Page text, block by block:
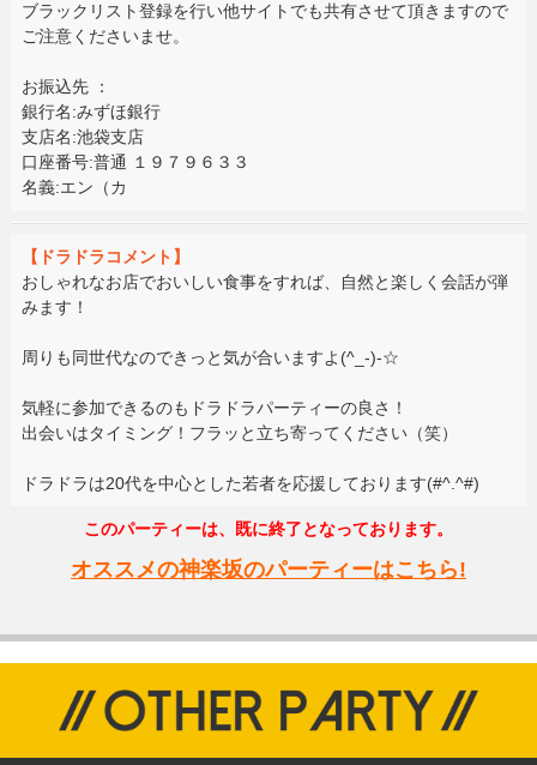
ブラックリスト登録を行い他サイトでも共有させて頂きますので
ご注意くださいませ。
お振込先 ：
銀行名:みずほ銀行
支店名:池袋支店
口座番号:普通 １９７９６３３
名義:エン（カ
【ドラドラコメント】
おしゃれなお店でおいしい食事をすれば、自然と楽しく会話が弾
みます！
周りも同世代なのできっと気が合いますよ(^_-)-☆
気軽に参加できるのもドラドラパーティーの良さ！
出会いはタイミング！フラッと立ち寄ってください（笑）
ドラドラは20代を中心とした若者を応援しております(#^.^#)
このパーティーは、既に終了となっております。
オススメの神楽坂のパーティーはこちら!